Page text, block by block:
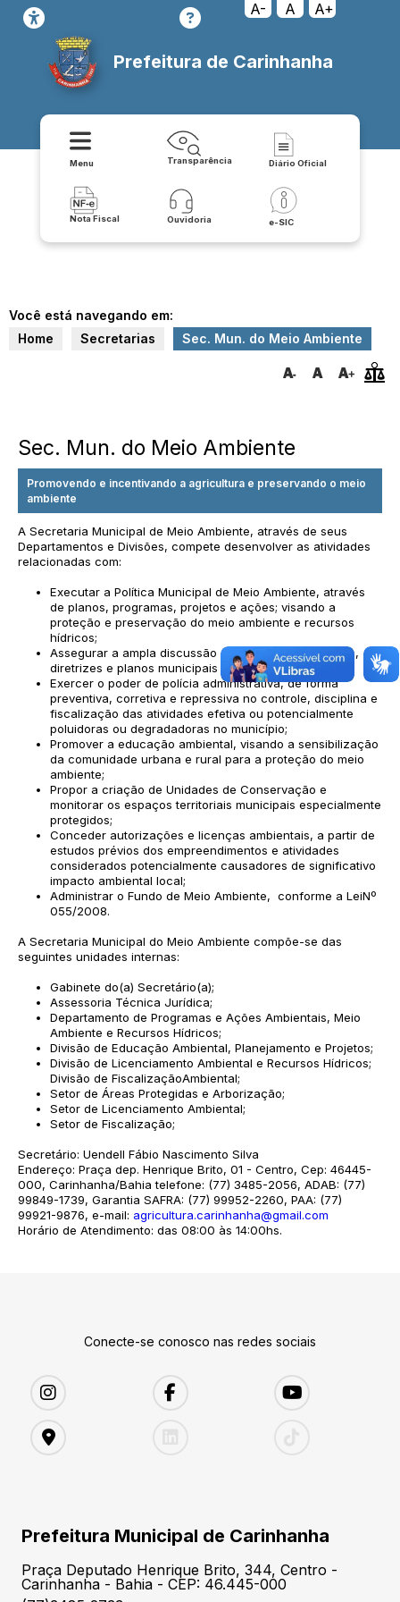
A- A A+
Prefeitura de Carinhanha
Menu Transparência Diário Oficial
Nota Fiscal Ouvidoria e-SIC
Você está navegando em:
Home
Secretarias Sec. Mun. do Meio Ambiente
Sec. Mun. do Meio Ambiente
Promovendo e incentivando a agricultura e preservando o meio
ambiente
A Secretaria Municipal de Meio Ambiente, através de seus
Departamentos e Divisões, compete desenvolver as atividades
relacionadas com:
Executar a Política Municipal de Meio Ambiente, através
de planos, programas, projetos e ações; visando a
proteção e preservação do meio ambiente e recursos
hídricos;
Assegurar a ampla discussão das políticas ambientais,
diretrizes e planos municipais com a comunidade;
Exercer o poder de polícia administrativa, de forma
preventiva, corretiva e repressiva no controle, disciplina e
fiscalização das atividades efetiva ou potencialmente
poluidoras ou degradadoras no município;
Promover a educação ambiental, visando a sensibilização
da comunidade urbana e rural para a proteção do meio
ambiente;
Propor a criação de Unidades de Conservação e
monitorar os espaços territoriais municipais especialmente
protegidos;
Conceder autorizações e licenças ambientais, a partir de
estudos prévios dos empreendimentos e atividades
considerados potencialmente causadores de significativo
impacto ambiental local;
Administrar o Fundo de Meio Ambiente, conforme a LeiNº
055/2008.
A Secretaria Municipal do Meio Ambiente compõe-se das
seguintes unidades internas:
Gabinete do(a) Secretário(a);
Assessoria Técnica Jurídica;
Departamento de Programas e Ações Ambientais, Meio
Ambiente e Recursos Hídricos;
Divisão de Educação Ambiental, Planejamento e Projetos;
Divisão de Licenciamento Ambiental e Recursos Hídricos;
Divisão de FiscalizaçãoAmbiental;
Setor de Áreas Protegidas e Arborização;
Setor de Licenciamento Ambiental;
Setor de Fiscalização;
Secretário: Uendell Fábio Nascimento Silva
Endereço: Praça dep. Henrique Brito, 01 - Centro, Cep: 46445-
000, Carinhanha/Bahia telefone: (77) 3485-2056, ADAB: (77)
99849-1739, Garantia SAFRA: (77) 99952-2260, PAA: (77)
99921-9876, e-mail: agricultura.carinhanha@gmail.com
Horário de Atendimento: das 08:00 às 14:00hs.
Conecte-se conosco nas redes sociais
Prefeitura Municipal de Carinhanha
Praça Deputado Henrique Brito, 344, Centro -
Carinhanha - Bahia - CEP: 46.445-000